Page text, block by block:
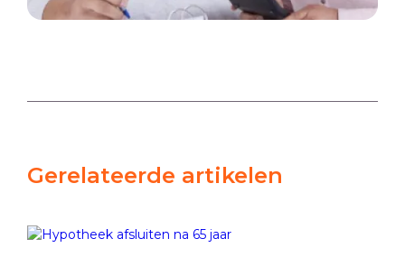
Gerelateerde artikelen